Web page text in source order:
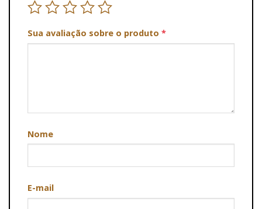
Sua avaliação sobre o produto *
Nome
E-mail